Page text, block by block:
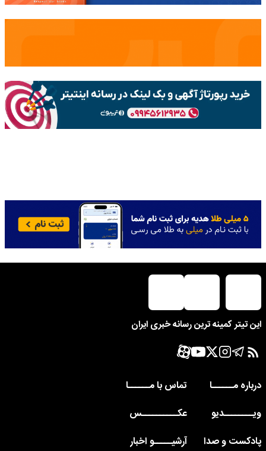
این تیتر کمینه ترین رسانه خبری ایران
درباره مــــــا
تماس با مــــــا
ویــــــــدیو
عکــــــــــس
پادکست و صدا
آرشیـــــو اخبار